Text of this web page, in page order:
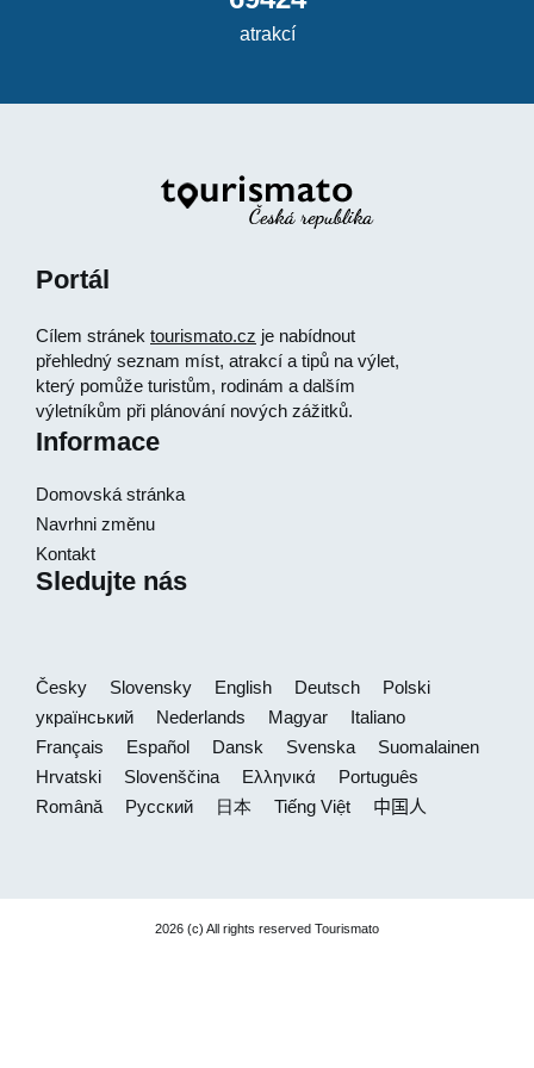
atrakcí
Portál
Cílem stránek tourismato.cz je nabídnout
přehledný seznam míst, atrakcí a tipů na výlet,
který pomůže turistům, rodinám a dalším
výletníkům při plánování nových zážitků.
Informace
Domovská stránka
Navrhni změnu
Kontakt
Sledujte nás
Česky Slovensky English Deutsch
Polski
український
Nederlands Magyar
Italiano
Français
Español Dansk Svenska
Suomalainen
Hrvatski
Slovenščina Ελληνικά
Português
Română
Русский 日本 Tiếng Việt 中国人
2026 (c) All rights reserved Tourismato